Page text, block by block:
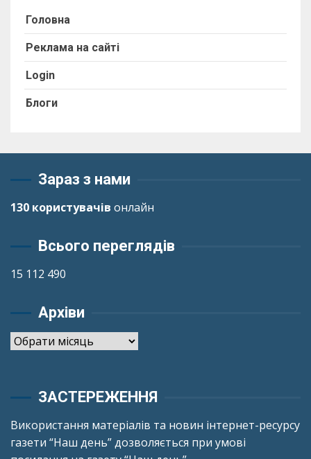
Головна
Реклама на сайті
Login
Блоги
Зараз з нами
130 користувачів онлайн
Всього переглядів
15 112 490
Архіви
Архіви
ЗАСТЕРЕЖЕННЯ
Використання матеріалів та новин інтернет-ресурсу
газети “Наш день” дозволяється при умові